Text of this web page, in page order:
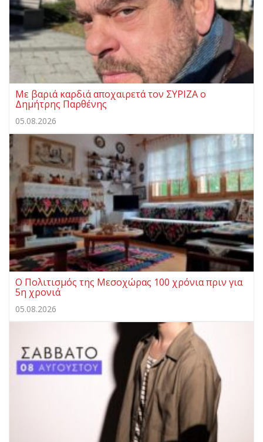
Με βαριά καρδιά αποχαιρετά τον ΣΥΡΙΖΑ ο
Δημήτρης Παρθένης
05.08.2026
Ο Πολιτισμός της Μεσοχώρας 100 χρόνια πριν για
5η χρονιά
05.08.2026